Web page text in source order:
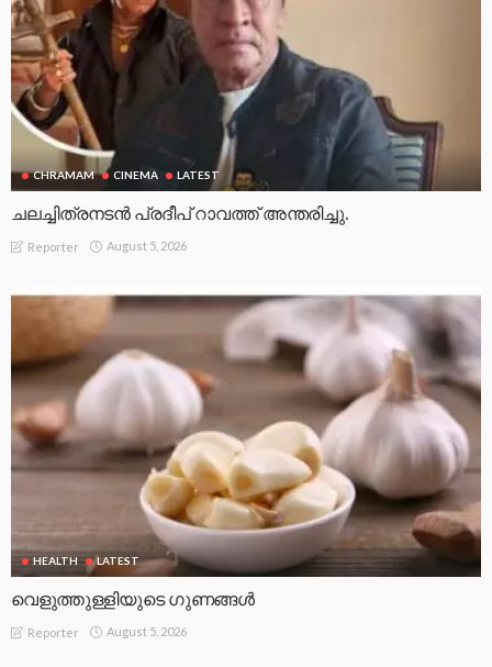
CHRAMAM CINEMA LATEST
ചലച്ചിത്രനടൻ പ്രദീപ് റാവത്ത് അന്തരിച്ചു.
Reporter August 5, 2026
HEALTH LATEST
വെളുത്തുള്ളിയുടെ ഗുണങ്ങൾ
Reporter August 5, 2026